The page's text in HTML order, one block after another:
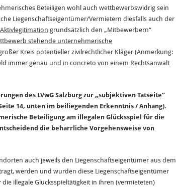
Beteiligen wohl auch wettbewerbswidrig sein
Liegenschaftseigentümer/Vermietern diesfalls auch der
Aktivlegitimation grundsätzlich den „Mitbewerbern“
stehende unternehmerische
Kreis potentieller zivilrechtlicher Kläger (Anmerkung:
immer genau und in concreto von einem Rechtsanwalt
des LVwG Salzburg zur „subjektiven Tatseite“
14, unten im beiliegenden Erkenntnis / Anhang).
Beteiligung am illegalen Glücksspiel für die
die beharrliche Vorgehensweise von
auch jeweils den Liegenschaftseigentümer aus dem
werden und wurden diese Liegenschaftseigentümer
illegale Glücksspieltätigkeit in ihren (vermieteten)